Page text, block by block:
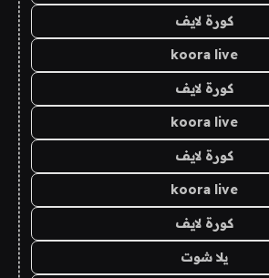
كورة لايف
koora live
كورة لايف
koora live
كورة لايف
koora live
كورة لايف
يلا شوت